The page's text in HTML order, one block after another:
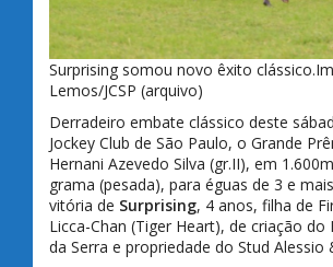
Surprising somou novo êxito
Lemos/JCSP (arquivo)
Derradeiro embate clássico deste
Jockey Club de São Paulo, o Grande
Hernani Azevedo Silva (gr.II), em
grama (pesada), para éguas de 3 e
vitória de Surprising, 4 anos, filha de
Licca-Chan (Tiger Heart), de criação do
da Serra e propriedade do Stud Alessio